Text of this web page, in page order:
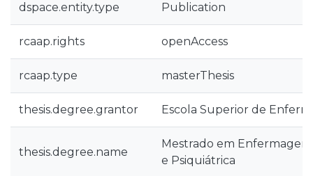
dspace.entity.type Publication
rcaap.rights openAccess
rcaap.type masterThesis
thesis.degree.grantor Escola Superior de
thesis.degree.name
Mestrado em
e Psiquiátrica